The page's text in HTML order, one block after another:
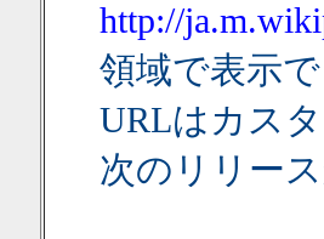
http://
領域で表示で
URLはカス
次のリリー